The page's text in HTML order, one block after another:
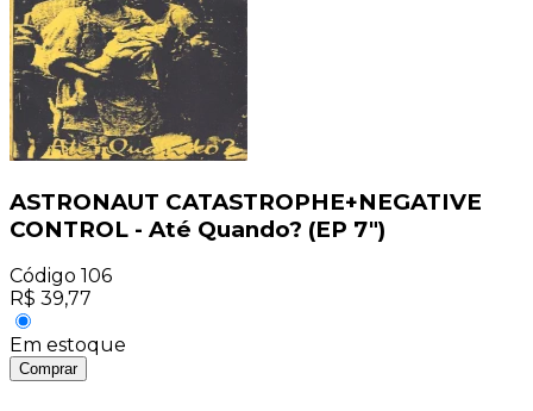
ASTRONAUT CATASTROPHE+NEGATIVE
CONTROL - Até Quando? (EP 7")
Código 106
R$ 39,77
Em estoque
Comprar